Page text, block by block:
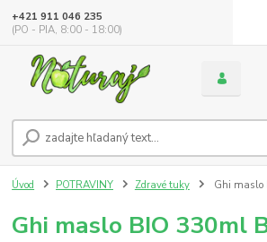
+421 911 046 235
(PO - PIA, 8:00 - 18:00)
Úvod POTRAVINY Zdravé tuky Ghi maslo
Ghi maslo BIO 330ml